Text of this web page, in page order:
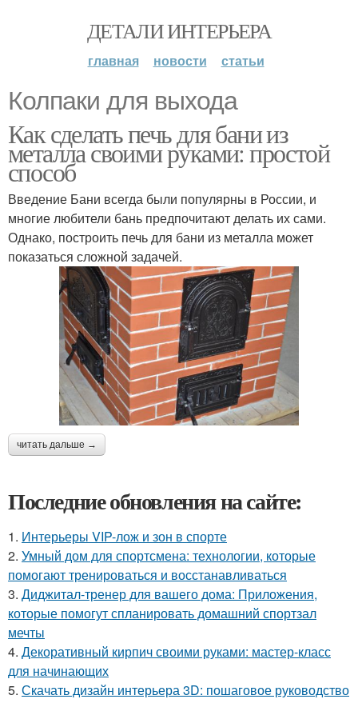
ДЕТАЛИ ИНТЕРЬЕРА
главная новости статьи
Колпаки для выхода
Как сделать печь для бани из
металла своими руками: простой
способ
Введение Бани всегда были популярны в России, и
многие любители бань предпочитают делать их сами.
Однако, построить печь для бани из металла может
показаться сложной задачей.
читать дальше →
Последние обновления на сайте:
1. Интерьеры VIP-лож и зон в спорте
2. Умный дом для спортсмена: технологии, которые
помогают тренироваться и восстанавливаться
3. Диджитал-тренер для вашего дома: Приложения,
которые помогут спланировать домашний спортзал
мечты
4. Декоративный кирпич своими руками: мастер-класс
для начинающих
5. Скачать дизайн интерьера 3D: пошаговое руководство